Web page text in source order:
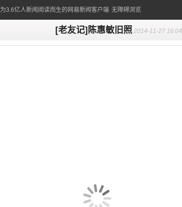
为3.6亿人新闻阅读而生的网易新闻客户端 无障碍浏览
[老友记]陈惠敏旧照 2014-11-27 16:04